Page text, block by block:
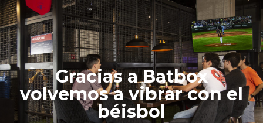
Gracias a Batbox
volvemos a vibrar con el
béisbol